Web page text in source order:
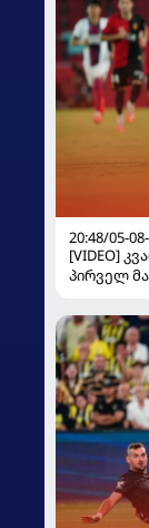
20:48/05-
[VIDEO]
პირველ